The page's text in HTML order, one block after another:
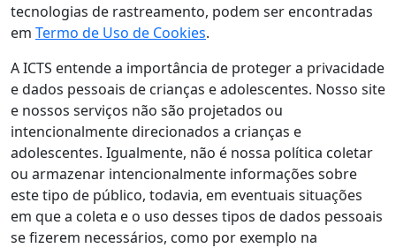
tecnologias de rastreamento, podem ser encontradas
em Termo de Uso de Cookies.
A ICTS entende a importância de proteger a privacidade
e dados pessoais de crianças e adolescentes. Nosso site
e nossos serviços não são projetados ou
intencionalmente direcionados a crianças e
adolescentes. Igualmente, não é nossa política coletar
ou armazenar intencionalmente informações sobre
este tipo de público, todavia, em eventuais situações
em que a coleta e o uso desses tipos de dados pessoais
se fizerem necessários, como por exemplo na